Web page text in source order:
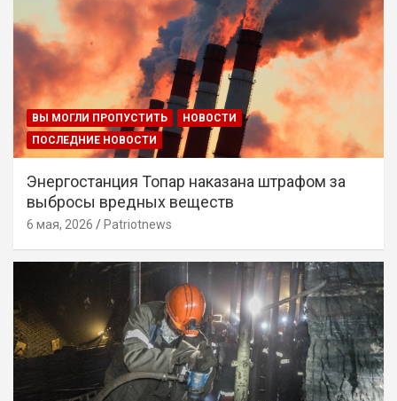
ВЫ МОГЛИ ПРОПУСТИТЬ
НОВОСТИ
ПОСЛЕДНИЕ НОВОСТИ
Энергостанция Топар наказана штрафом за
выбросы вредных веществ
6 мая, 2026 Patriotnews